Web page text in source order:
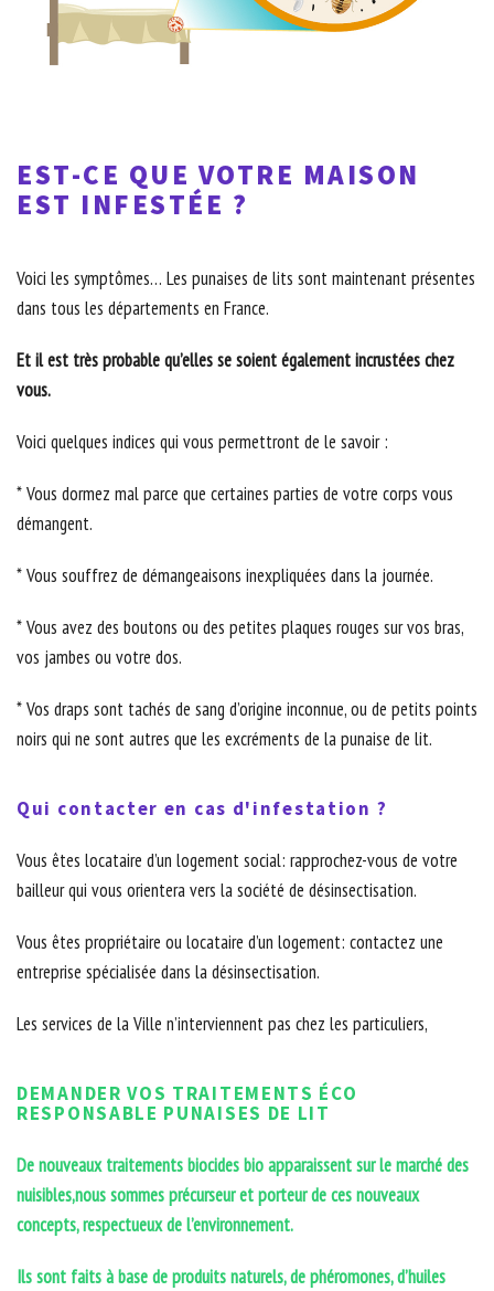
EST-CE QUE VOTRE MAISON
EST INFESTÉE ?
Voici les symptômes… Les punaises de lits sont maintenant présentes
dans tous les départements en France.
Et il est très probable qu’elles se soient également incrustées chez
vous.
Voici quelques indices qui vous permettront de le savoir :
* Vous dormez mal parce que certaines parties de votre corps vous
démangent.
* Vous souffrez de démangeaisons inexpliquées dans la journée.
* Vous avez des boutons ou des petites plaques rouges sur vos bras,
vos jambes ou votre dos.
* Vos draps sont tachés de sang d’origine inconnue, ou de petits points
noirs qui ne sont autres que les excréments de la punaise de lit.
Qui contacter en cas d'infestation ?
Vous êtes locataire d’un logement social: rapprochez-vous de votre
bailleur qui vous orientera vers la société de désinsectisation.
Vous êtes propriétaire ou locataire d’un logement: contactez une
entreprise spécialisée dans la désinsectisation.
Les services de la Ville n’interviennent pas chez les particuliers,
DEMANDER VOS TRAITEMENTS ÉCO
RESPONSABLE PUNAISES DE LIT
De nouveaux traitements biocides bio apparaissent sur le marché des
nuisibles,nous sommes précurseur et porteur de ces nouveaux
concepts, respectueux de l’environnement.
Ils sont faits à base de produits naturels, de phéromones, d’huiles